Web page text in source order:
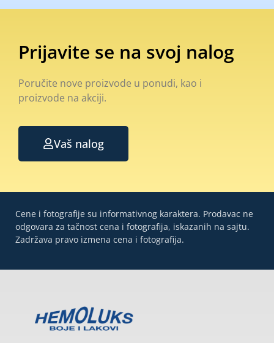
Prijavite se na svoj nalog
Poručite nove proizvode u ponudi, kao i
proizvode na akciji.
Vaš nalog
Cene i fotografije su informativnog karaktera. Prodavac ne
odgovara za tačnost cena i fotografija, iskazanih na sajtu.
Zadržava pravo izmena cena i fotografija.